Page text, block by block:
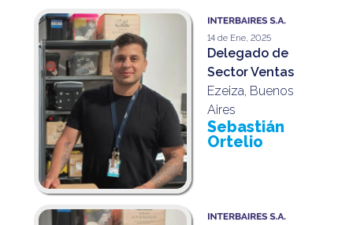
14 de Ene, 2025
Delegado de
Sector Ventas
Ezeiza, Buenos
Aires
Sebastián
Ortelio